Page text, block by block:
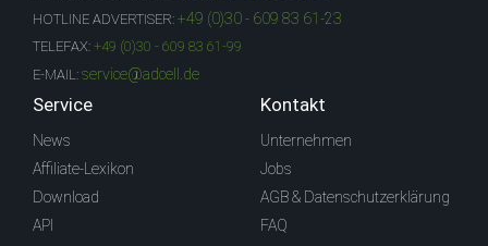
HOTLINE ADVERTISER: +49 (0)30 - 609 83 61-23
TELEFAX: +49 (0)30 - 609 83 61-99
E-MAIL: service@adcell.de
Service
News
Affiliate-Lexikon
Download
API
Kontakt
Unternehmen
Jobs
AGB & Datenschutzerklärung
FAQ